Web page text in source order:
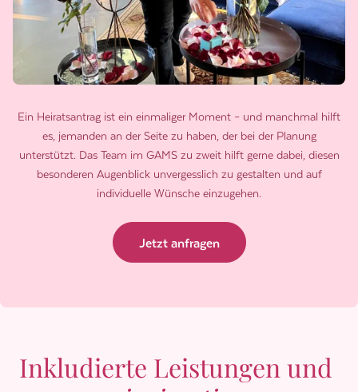
Ein Heiratsantrag ist ein einmaliger Moment – und manchmal hilft
es, jemanden an der Seite zu haben, der bei der Planung
unterstützt. Das Team im GAMS zu zweit hilft gerne dabei, diesen
besonderen Augenblick unvergesslich zu gestalten und auf
individuelle Wünsche einzugehen.
Jetzt anfragen